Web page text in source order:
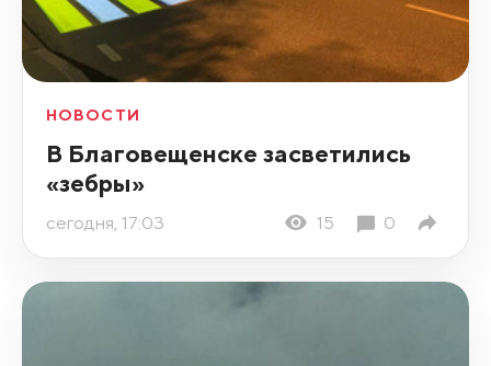
НОВОСТИ
В Благовещенске засветились
«зебры»
сегодня, 17:03 15 0